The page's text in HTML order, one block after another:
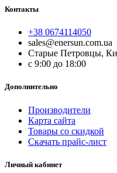
Контакты
+38 0674114050
sales@enersun.com.ua
Старые Петровцы,
c 9:00 до 18:00
Дополнительно
Производители
Карта сайта
Товары со скидкой
Скачать прайс-лист
Личный кабинет